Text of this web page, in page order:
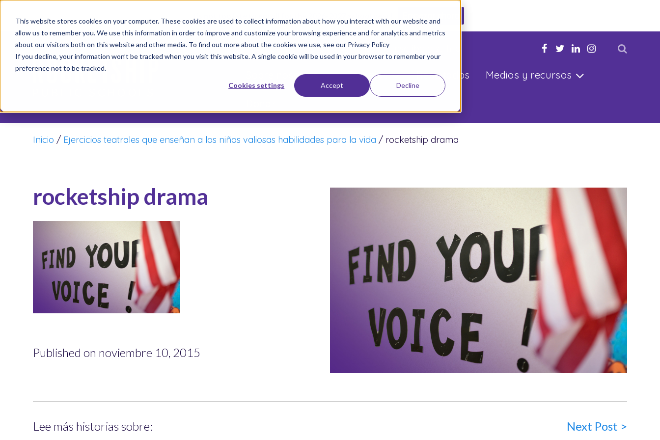
This website stores cookies on your computer. These cookies are used to collect information about how you interact with our website and
allow us to remember you. We use this information in order to improve and customize your browsing experience and for analytics and metrics
about our visitors both on this website and other media. To find out more about the cookies we use, see our Privacy Policy
If you decline, your information won’t be tracked when you visit this website. A single cookie will be used in your browser to remember your
preference not to be tracked.
Cookies settings Accept Decline
Únete a Nuestro Movimiento
Sobre nosotros Escuelas Resultados Medios y recursos
Inicio / Ejercicios teatrales que enseñan a los niños valiosas habilidades para la vida / rocketship drama
rocketship drama
Published on noviembre 10, 2015
Lee más historias sobre: Next Post >